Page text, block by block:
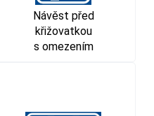
Návěst před
křižovatkou
s omezením